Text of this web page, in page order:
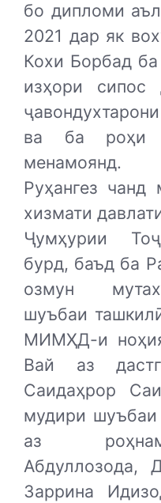
бо дипломи
2021 дар як
Кохи Борбад
изҳори
ва ба роҳи
менамоянд.
Руҳангез чанд
хизмати
Ҷумҳурии
бурд, баъд ба
озмун
шуъбаи
МИМҲД-и
Вай аз
Саидаҳрор
мудири шуъбаи
аз
Абдуллозода,
Заррина